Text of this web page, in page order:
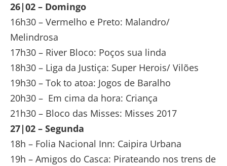
26|02 – Domingo
16h30 – Vermelho e Preto: Malandro/
Melindrosa
17h30 – River Bloco: Poços sua linda
18h30 – Liga da Justiça: Super Herois/ Vilões
19h30 – Tok to atoa: Jogos de Baralho
20h30 – Em cima da hora: Criança
21h30 – Bloco das Misses: Misses 2017
27|02 – Segunda
18h – Folia Nacional Inn: Caipira Urbana
19h – Amigos do Casca: Pirateando nos trens de